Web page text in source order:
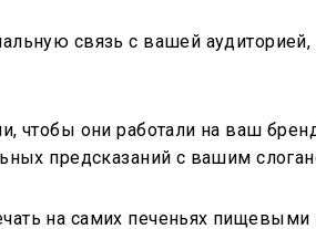
связь с вашей
чтобы они работали на ваш
предсказаний с вашим
на самих печеньях